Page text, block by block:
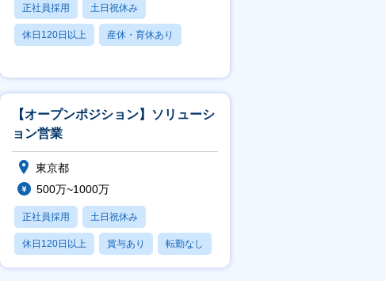
正社員採用 土日祝休み
休日120日以上 産休・育休あり
【オープンポジション】ソリューシ
ョン営業
東京都
500万~1000万
正社員採用 土日祝休み
休日120日以上 賞与あり 転勤なし